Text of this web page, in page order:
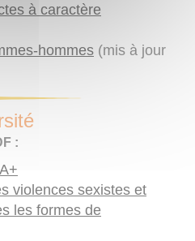
à caractère
hommes (mis à jour
:
violences sexistes et
les formes de